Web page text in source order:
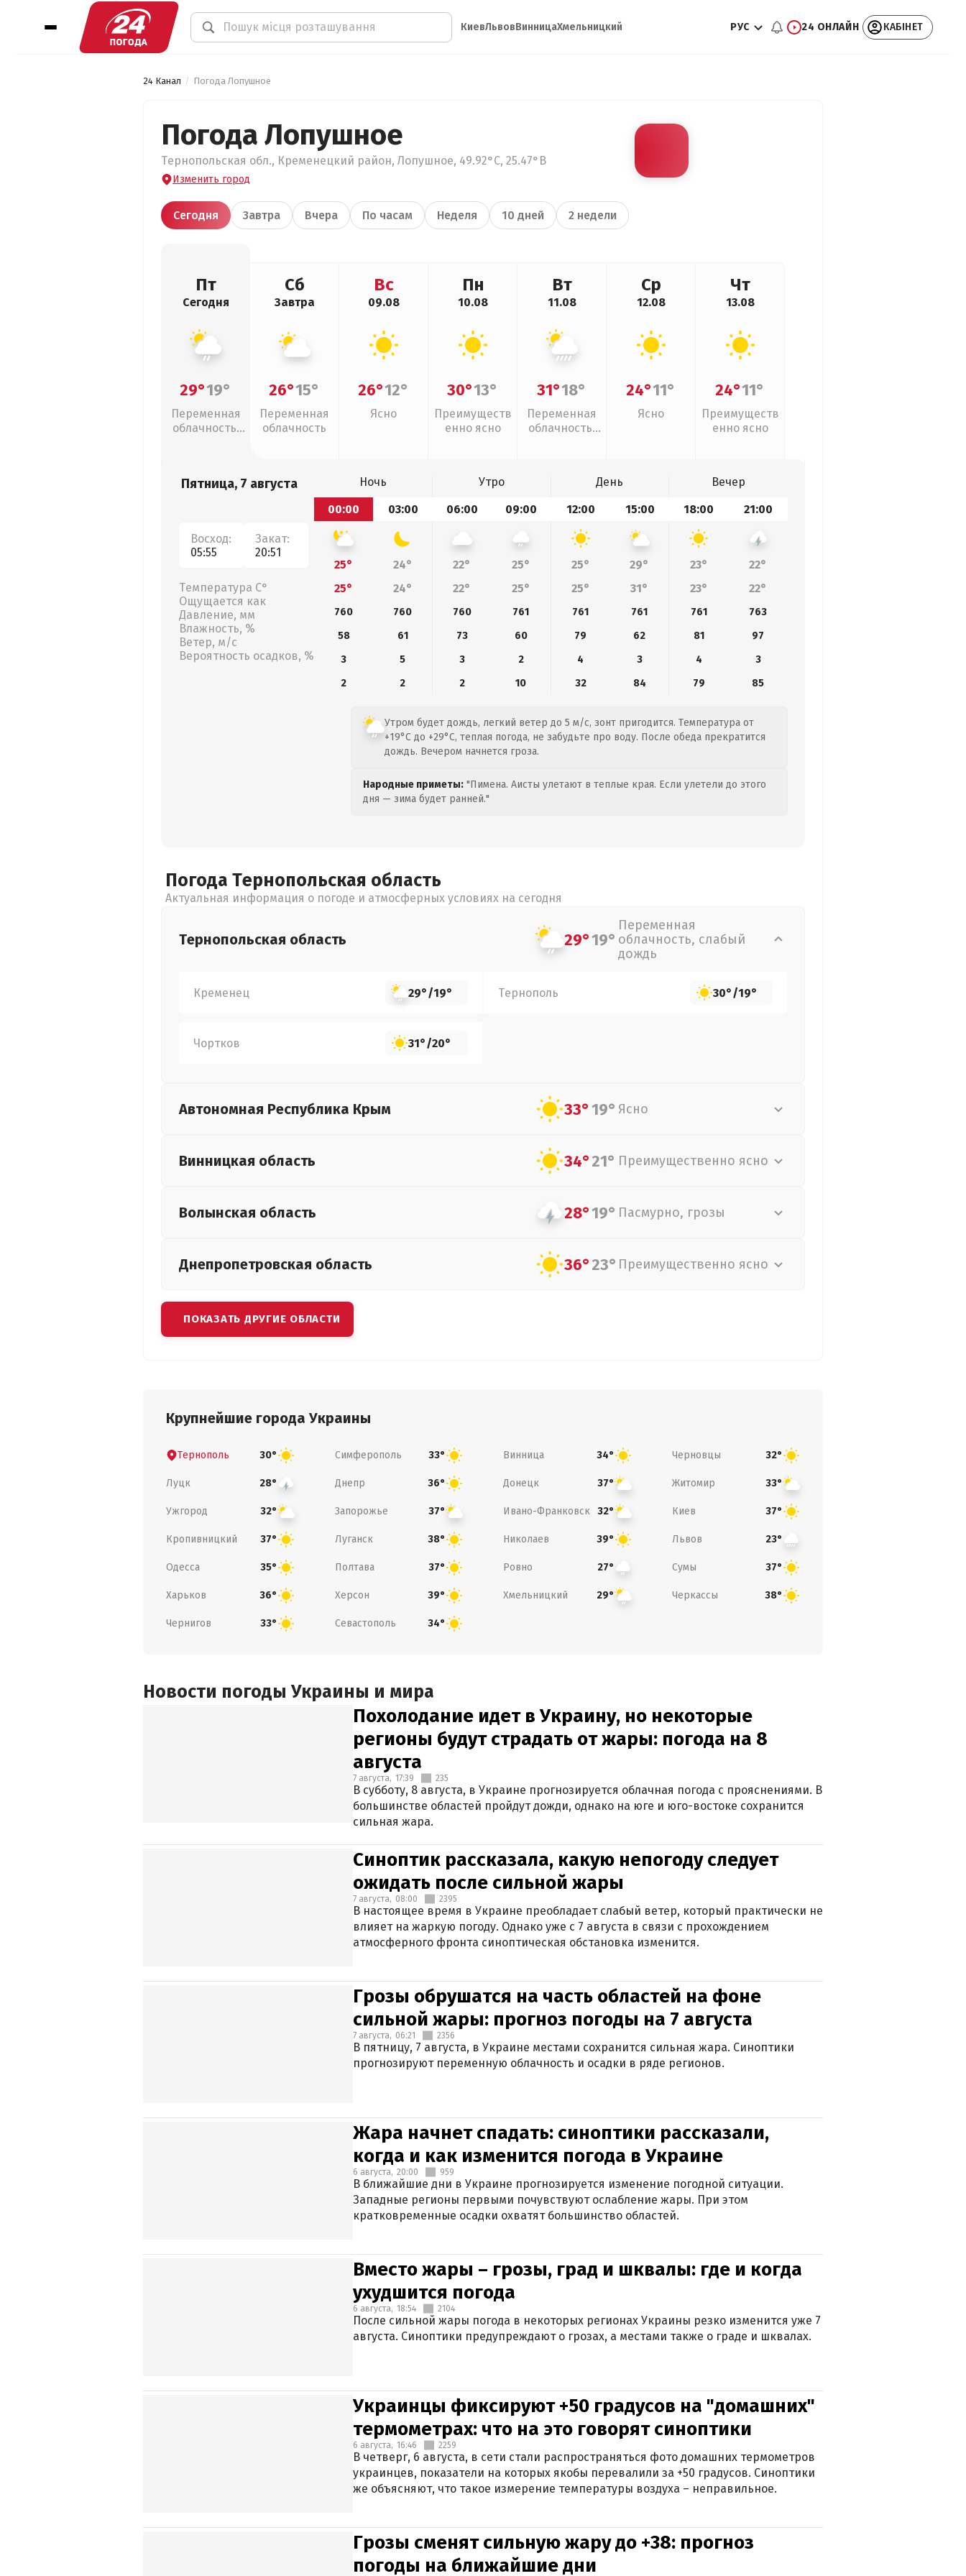
КиевЛьвовВинницаХмельницкий РУС 24 ОНЛАЙН КАБІНЕТ
24 Канал Погода Лопушное
Погода Лопушное
Тернопольская обл., Кременецкий район, Лопушное, 49.92°С, 25.47°В
Изменить город
Сегодня Завтра Вчера По часам Неделя 10 дней 2 недели
Пт
Сегодня
29°19°
Переменная
облачность,
Сб
Завтра
26°15°
Переменная
облачность
Вс
09.08
26°12°
Ясно
Пн
10.08
30°13°
Преимуществ
енно ясно
Вт
11.08
31°18°
Переменная
облачность,
Ср
12.08
24°11°
Ясно
Чт
13.08
24°11°
Преимуществ
енно ясно
Пятница, 7 августа
Восход:
05:55
Закат:
20:51
Температура С°
Ощущается как
Давление, мм
Влажность, %
Ветер, м/с
Вероятность осадков, %
Ночь Утро День
Вечер
00:00
03:00 06:00 09:00 12:00 15:00 18:00 21:00
25° 24° 22° 25° 25° 29° 23°
22°
25°
24° 22° 25° 25° 31° 23° 22°
760 760 760 761 761 761 761
763
58
61 73 60 79 62 81
97
3
5 3 2 4 3 4
3
2
2 2 10 32 84 79 85
Утром будет дождь, легкий ветер до 5 м/с, зонт пригодится. Температура от
+19°C до +29°C, теплая погода, не забудьте про воду. После обеда прекратится
дождь. Вечером начнется гроза.
Народные приметы: "Пимена. Аисты улетают в теплые края. Если улетели до этого
дня — зима будет ранней."
Погода Тернопольская область
Актуальная информация о погоде и атмосферных условиях на сегодня
Тернопольская область 29°19°
Переменная
облачность, слабый
дождь
Кременец 29°/19° Тернополь 30°/19°
Чортков 31°/20°
Автономная Республика Крым 33°19° Ясно
Винницкая область 34°21° Преимущественно ясно
Волынская область 28°19° Пасмурно, грозы
Днепропетровская область 36°23° Преимущественно ясно
ПОКАЗАТЬ ДРУГИЕ ОБЛАСТИ
Крупнейшие города Украины
Тернополь 30° Симферополь 33° Винница 34° Черновцы 32°
Луцк 28° Днепр 36° Донецк 37° Житомир 33°
Ужгород 32° Запорожье 37° Ивано-Франковск 32° Киев 37°
Кропивницкий 37° Луганск 38° Николаев 39° Львов 23°
Одесса 35° Полтава 37° Ровно 27° Сумы 37°
Харьков 36° Херсон 39° Хмельницкий 29° Черкассы 38°
Чернигов 33° Севастополь 34°
Новости погоды Украины и мира
Похолодание идет в Украину, но некоторые
регионы будут страдать от жары: погода на 8
августа
7 августа, 17:39 235
В субботу, 8 августа, в Украине прогнозируется облачная погода с прояснениями. В
большинстве областей пройдут дожди, однако на юге и юго-востоке сохранится
сильная жара.
Синоптик рассказала, какую непогоду следует
ожидать после сильной жары
7 августа, 08:00 2395
В настоящее время в Украине преобладает слабый ветер, который практически не
влияет на жаркую погоду. Однако уже с 7 августа в связи с прохождением
атмосферного фронта синоптическая обстановка изменится.
Грозы обрушатся на часть областей на фоне
сильной жары: прогноз погоды на 7 августа
7 августа, 06:21 2356
В пятницу, 7 августа, в Украине местами сохранится сильная жара. Синоптики
прогнозируют переменную облачность и осадки в ряде регионов.
Жара начнет спадать: синоптики рассказали,
когда и как изменится погода в Украине
6 августа, 20:00 959
В ближайшие дни в Украине прогнозируется изменение погодной ситуации.
Западные регионы первыми почувствуют ослабление жары. При этом
кратковременные осадки охватят большинство областей.
Вместо жары – грозы, град и шквалы: где и когда
ухудшится погода
6 августа, 18:54 2104
После сильной жары погода в некоторых регионах Украины резко изменится уже 7
августа. Синоптики предупреждают о грозах, а местами также о граде и шквалах.
Украинцы фиксируют +50 градусов на "домашних"
термометрах: что на это говорят синоптики
6 августа, 16:46 2259
В четверг, 6 августа, в сети стали распространяться фото домашних термометров
украинцев, показатели на которых якобы перевалили за +50 градусов. Синоптики
же объясняют, что такое измерение температуры воздуха – неправильное.
Грозы сменят сильную жару до +38: прогноз
погоды на ближайшие дни